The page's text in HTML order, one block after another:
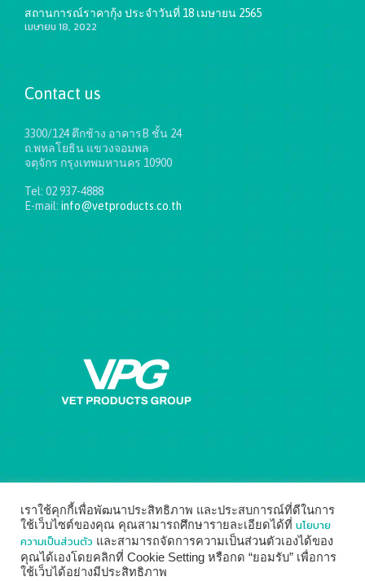
สถานการณ์ราคากุ้ง ประจำวันที่ 18 เมษายน 2565
เมษายน 18, 2022
Contact us
3300/124 ตึกช้าง อาคารB ชั้น 24
ถ.พหลโยธิน แขวงจอมพล
จตุจักร กรุงเทพมหานคร 10900
Tel: 02 937-4888
E-mail: info@vetproducts.co.th
เราใช้คุกกี้เพื่อพัฒนาประสิทธิภาพ และประสบการณ์ที่ดีในการ
ใช้เว็บไซต์ของคุณ คุณสามารถศึกษารายละเอียดได้ที่ นโยบาย
ความเป็นส่วนตัว และสามารถจัดการความเป็นส่วนตัวเองได้ของ
คุณได้เองโดยคลิกที่ Cookie Setting หรือกด “ยอมรับ” เพื่อการ
ใช้เว็บได้อย่างมีประสิทธิภาพ